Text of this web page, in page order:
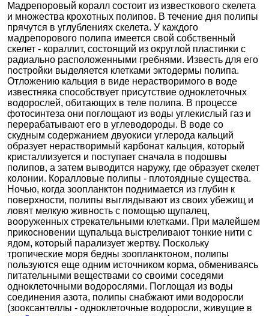
Мадрепоровый коралл состоит из известкового скелета
и множества крохотных полипов. В течение дня полипы
прячутся в углублениях скелета. У каждого
мадрепорового полипа имеется свой собственный
скелет - кораллит, состоящий из округлой пластинки с
радиально расположенными гребнями. Известь для его
постройки выделяется клетками эктодермы полипа.
Отложению кальция в виде нерастворимого в воде
известняка способствует присутствие одноклеточных
водорослей, обитающих в теле полипа. В процессе
фотосинтеза они поглощают из воды углекислый газ и
перерабатывают его в углеводороды. В воде со
скудным содержанием двуокиси углерода кальций
образует нерастворимый карбонат кальция, который
кристаллизуется и поступает сначала в подошвы
полипов, а затем выводится наружу, где образует скелет
колонии. Коралловые полипы - плотоядные существа.
Ночью, когда зоопланктон поднимается из глубин к
поверхности, полипы выглядывают из своих убежищ и
ловят мелкую живность с помощью щупалец,
вооруженных стрекательными клетками. При малейшем
прикосновении щупальца выстреливают тонкие нити с
ядом, который парализует жертву. Поскольку
тропические моря бедны зоопланктоном, полипы
пользуются еще одним источником корма, обмениваясь
питательными веществами со своими соседями
одноклеточными водорослями. Поглощая из воды
соединения азота, полипы снабжают ими водоросли
(зооксантеллы - одноклеточные водоросли, живущие в